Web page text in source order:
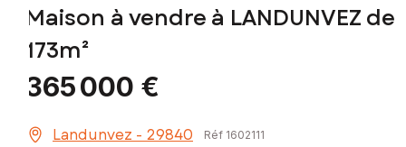
Maison à vendre à LANDUNVEZ de
173m²
365 000 €
Landunvez - 29840 Réf 1602111